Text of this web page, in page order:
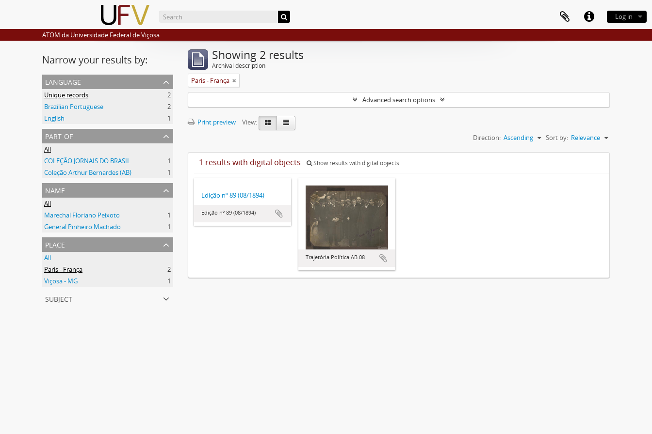
Log in
ATOM da Universidade Federal de Viçosa
Narrow your results by:
language
Unique records
2
Brazilian Portuguese
2
English
1
part of
All
COLEÇÃO JORNAIS DO BRASIL
1
Coleção Arthur Bernardes (AB)
1
name
All
Marechal Floriano Peixoto
1
General Pinheiro Machado
1
place
All
Paris - França
2
Viçosa - MG
1
subject
Showing 2 results
Archival description
Paris - França
Advanced search options
Print preview
View:
Sort by: Relevance
Direction: Ascending
1 results with digital objects Show results with digital objects
Edição nº 89 (08/1894)
Edição nº 89 (08/1894)
Trajetória Política AB 08